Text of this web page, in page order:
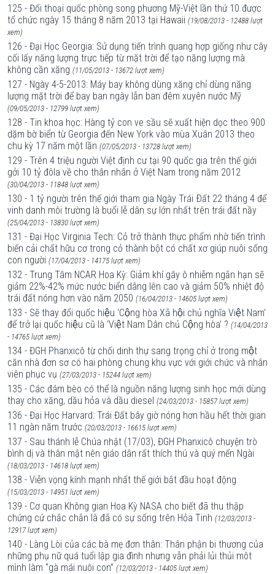
125 - Đối thoại quốc phòng song phương Mỹ-Việt lần thứ 10 được
tổ chức ngày 15 tháng 8 năm 2013 tại Hawaii (19/08/2013 - 12488 lượt
xem)
126 - Đại Học Georgia: Sử dụng tiến trình quang hợp giống như cây
cối lấy năng lượng trực tiếp từ mặt trời để tạo năng lượng mà
không cần xăng (11/05/2013 - 13672 lượt xem)
127 - Ngày 4-5-2013: Máy bay không dùng xăng chỉ dùng năng
lượng mặt trời để bay ban ngày lẫn ban đêm xuyên nước Mỹ
(09/05/2013 - 12799 lượt xem)
128 - Tin khoa học: Hàng tỷ con ve sầu sẽ xuất hiện dọc theo 900
dặm bờ biển từ Georgia đến New York vào mùa Xuân 2013 theo
chu kỳ 17 năm một lần (07/05/2013 - 13728 lượt xem)
129 - Trên 4 triệu người Việt định cư tại 90 quốc gia trên thế giới
gởi 10 tỷ đôla về cho thân nhân ở Việt Nam trong năm 2012
(30/04/2013 - 11848 lượt xem)
130 - 1 tỷ người trên thế giới tham gia Ngày Trái Ðất 22 tháng 4 để
vinh danh môi trường là buổi lễ dân sự lớn nhất trên trái đất nầy
(25/04/2013 - 13830 lượt xem)
131 - Đại Học Virginia Tech: Cỏ trở thành thực phẩm nhờ tiến trình
biến cải chất hữu cơ trong cỏ thành bột có chất xơ giúp nuôi sống
con người (17/04/2013 - 14175 lượt xem)
132 - Trung Tâm NCAR Hoa Kỳ: Giảm khí gây ô nhiễm ngắn hạn sẽ
giảm 22%-42% mức nước biển dâng lên cao và giảm 50% nhiệt độ
trái đất nóng hơn vào năm 2050 (16/04/2013 - 14605 lượt xem)
133 - Sẽ thay đổi quốc hiệu ‘Cộng hòa Xã hội chủ nghĩa Việt Nam’
để trở lại quốc hiệu cũ là ‘Việt Nam Dân chủ Cộng hòa’ ? (14/04/2013
- 14765 lượt xem)
134 - ĐGH Phanxicô từ chối dinh thự sang trọng chỉ ở trong một
căn nhà đơn sơ có hai phòng chung khu vực với giới chức và nhân
viên phục vụ (27/03/2013 - 15244 lượt xem)
135 - Các đám bèo có thể là nguồn năng lượng sinh học mới dùng
thay cho xăng, dầu hỏa và dầu diesel (24/03/2013 - 15857 lượt xem)
136 - Đại Học Harvard: Trái Đất bây giờ nóng hơn hầu hết thời gian
11 ngàn năm trước (20/03/2013 - 16615 lượt xem)
137 - Sau thánh lễ Chúa nhật (17/03), ĐGH Phanxicô chuyện trò
bình dị và thân mật nên giáo dân rất thích thú và quý mến Ngài
(18/03/2013 - 14618 lượt xem)
138 - Viễn vọng kính mạnh nhất thế giới bắt đầu hoạt động
(15/03/2013 - 14951 lượt xem)
139 - Cơ quan Không gian Hoa Kỳ NASA cho biết đã thu thập
chứng cứ chắc chắn là đã có sự sống trên Hỏa Tinh (12/03/2013 -
12917 lượt xem)
140 - Làng Lòi của các bà mẹ đơn thân: Thân phận bi thương của
những phụ nữ quá tuổi lập gia đình nhưng vẫn phải lủi thủi môt
mình làm “gà mái nuôi con” (12/03/2013 - 14405 lượt xem)